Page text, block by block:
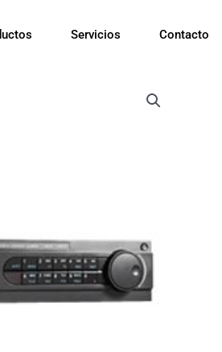
Servicios Contacto